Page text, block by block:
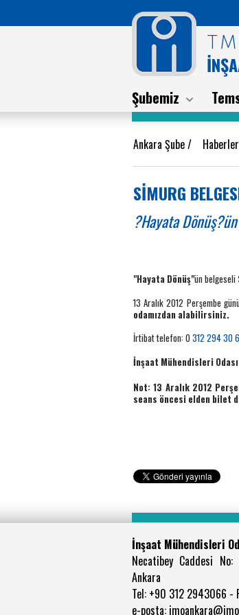
Şubemiz
Ankara Şube/ Haberler
SİMURG
?Hayata
"Hayata Dönüş"ün belgeseli
13 Aralık 2012 Perşembe
odamızdan alabilirsiniz.
İrtibat telefon: 0 312 294 30
İnşaat Mühendisleri Odası
Not: 13 Aralık 2012
seans öncesi elden bilet
İnşaat Mühendisleri
Necatibey Caddesi
Ankara
Tel: +90 312 2943066 -
e-posta: